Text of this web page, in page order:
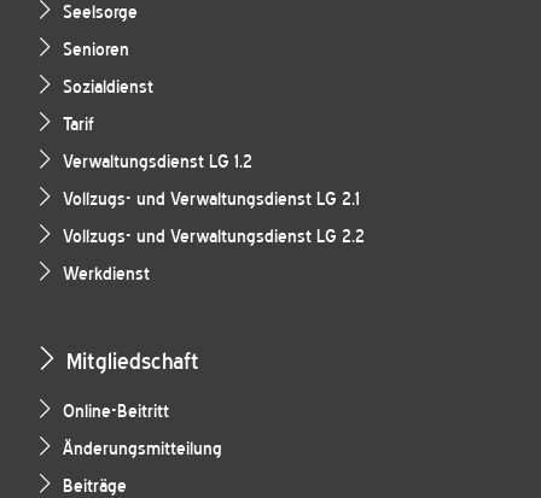
Seelsorge
Senioren
Sozialdienst
Tarif
Verwaltungsdienst LG 1.2
Vollzugs- und Verwaltungsdienst LG 2.1
Vollzugs- und Verwaltungsdienst LG 2.2
Werkdienst
Mitgliedschaft
Online-Beitritt
Änderungsmitteilung
Beiträge